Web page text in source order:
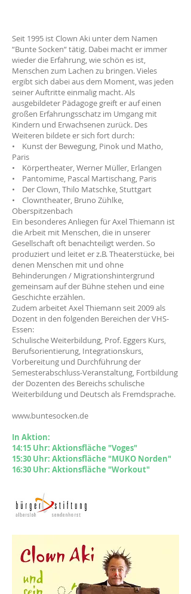
Seit 1995 ist Clown Aki unter dem Namen
“Bunte Socken“ tätig. Dabei macht er immer
wieder die Erfahrung, wie schön es ist,
Menschen zum Lachen zu bringen. Vieles
ergibt sich dabei aus dem Moment, was jeden
seiner Auftritte einmalig macht. Als
ausgebildeter Pädagoge greift er auf einen
großen Erfahrungsschatz im Umgang mit
Kindern und Erwachsenen zurück. Des
Weiteren bildete er sich fort durch:
• Kunst der Bewegung, Pinok und Matho,
Paris
• Körpertheater, Werner Müller, Erlangen
• Pantomime, Pascal Martischang, Paris
• Der Clown, Thilo Matschke, Stuttgart
• Clowntheater, Bruno Zühlke,
Oberspitzenbach
Ein besonderes Anliegen für Axel Thiemann ist
die Arbeit mit Menschen, die in unserer
Gesellschaft oft benachteiligt werden. So
produziert und leitet er z.B. Theaterstücke, bei
denen Menschen mit und ohne
Behinderungen / Migrationshintergrund
gemeinsam auf der Bühne stehen und eine
Geschichte erzählen.
Zudem arbeitet Axel Thiemann seit 2009 als
Dozent in den folgenden Bereichen der VHS-
Essen:
Schulische Weiterbildung, Prof. Eggers Kurs,
Berufsorientierung, Integrationskurs,
Vorbereitung und Durchführung der
Semesterabschluss-Veranstaltung, Fortbildung
der Dozenten des Bereichs schulische
Weiterbildung und Deutsch als Fremdsprache.
www.buntesocken.de
In Aktion:
14:15 Uhr: Aktionsfläche "Voges"
15:30 Uhr: Aktionsfläche "MUKO Norden"
16:30 Uhr: Aktionsfläche "Workout"